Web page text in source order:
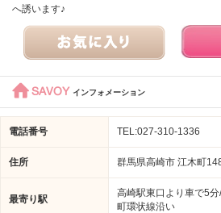
へ誘います♪
SAVOY インフォメーション
電話番号 TEL:027-310-1336
住所 群馬県高崎市 江木町
最寄り駅
高崎駅東口より車で5
町環状線沿い